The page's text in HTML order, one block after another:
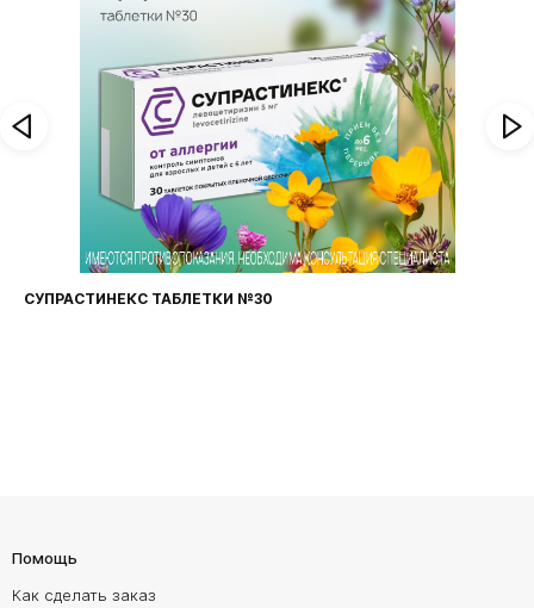
СУПРАСТИНЕКС ТАБЛЕТКИ №30
Помощь
Как сделать заказ